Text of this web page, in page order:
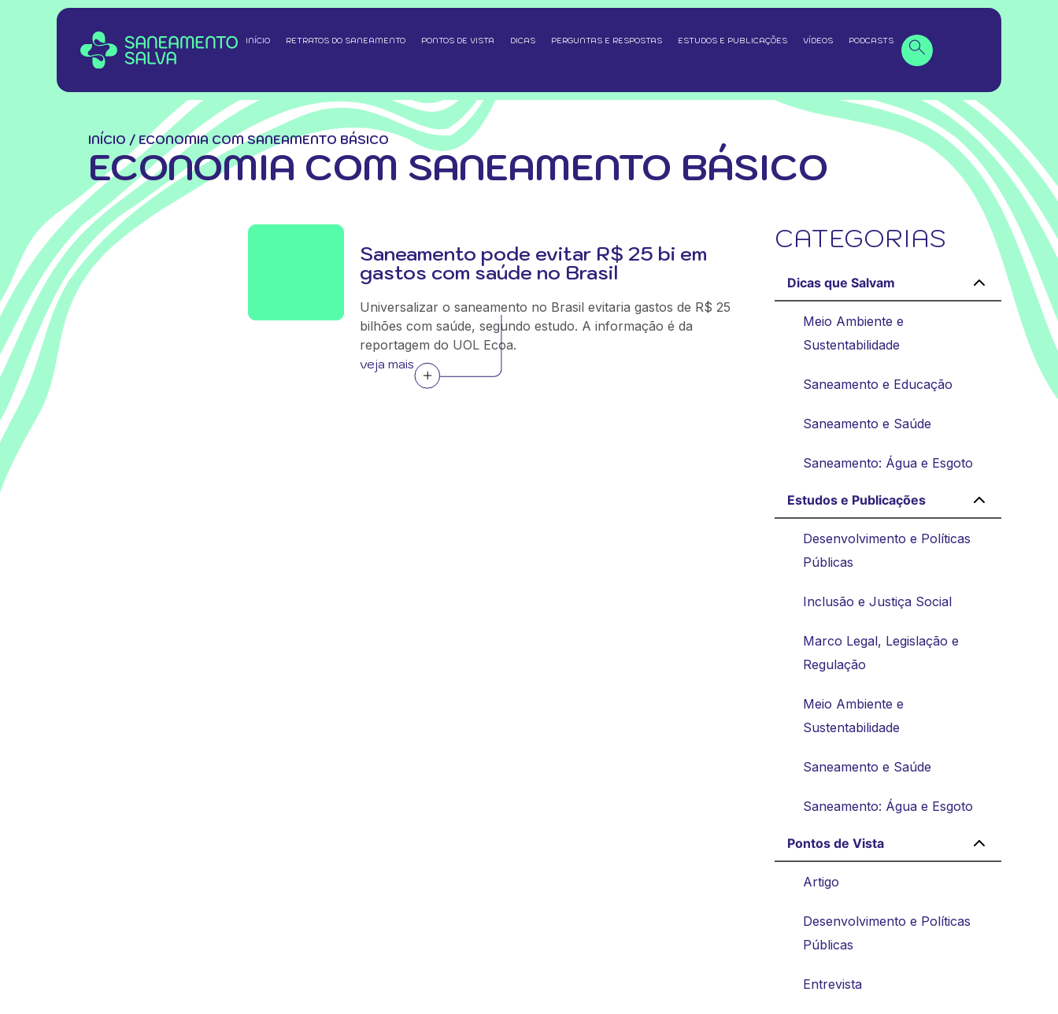
INÍCIO RETRATOS DO SANEAMENTO PONTOS DE VISTA DICAS PERGUNTAS E RESPOSTAS ESTUDOS E PUBLICAÇÕES VÍDEOS PODCASTS
INÍCIO / ECONOMIA COM SANEAMENTO BÁSICO
ECONOMIA COM SANEAMENTO BÁSICO
Saneamento pode evitar R$ 25 bi em
gastos com saúde no Brasil
Universalizar o saneamento no Brasil evitaria gastos de R$ 25
bilhões com saúde, segundo estudo. A informação é da
reportagem do UOL Ecoa.
veja mais
CATEGORIAS
Dicas que Salvam
Meio Ambiente e
Sustentabilidade
Saneamento e Educação
Saneamento e Saúde
Saneamento: Água e Esgoto
Estudos e Publicações
Desenvolvimento e Políticas
Públicas
Inclusão e Justiça Social
Marco Legal, Legislação e
Regulação
Meio Ambiente e
Sustentabilidade
Saneamento e Saúde
Saneamento: Água e Esgoto
Pontos de Vista
Artigo
Desenvolvimento e Políticas
Públicas
Entrevista